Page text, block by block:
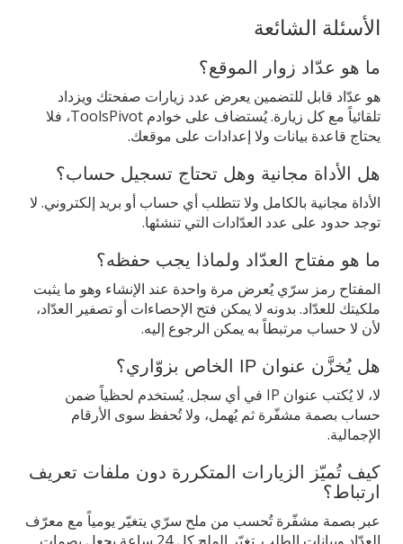
الأسئلة الشائعة
ما هو عدّاد زوار الموقع؟
هو عدّاد قابل للتضمين يعرض عدد زيارات صفحتك ويزداد
تلقائياً مع كل زيارة. يُستضاف على خوادم ToolsPivot، فلا
يحتاج قاعدة بيانات ولا إعدادات على موقعك.
هل الأداة مجانية وهل تحتاج تسجيل حساب؟
الأداة مجانية بالكامل ولا تتطلب أي حساب أو بريد إلكتروني. لا
توجد حدود على عدد العدّادات التي تنشئها.
ما هو مفتاح العدّاد ولماذا يجب حفظه؟
المفتاح رمز سرّي يُعرض مرة واحدة عند الإنشاء وهو ما يثبت
ملكيتك للعدّاد. بدونه لا يمكن فتح الإحصاءات أو تصفير العدّاد،
لأن لا حساب مرتبطاً به يمكن الرجوع إليه.
هل يُخزَّن عنوان IP الخاص بزوّاري؟
لا، لا يُكتب عنوان IP في أي سجل. يُستخدم لحظياً ضمن
حساب بصمة مشفّرة ثم يُهمل، ولا تُحفظ سوى الأرقام
الإجمالية.
كيف تُميّز الزيارات المتكررة دون ملفات تعريف
ارتباط؟
عبر بصمة مشفّرة تُحسب من ملح سرّي يتغيّر يومياً مع معرّف